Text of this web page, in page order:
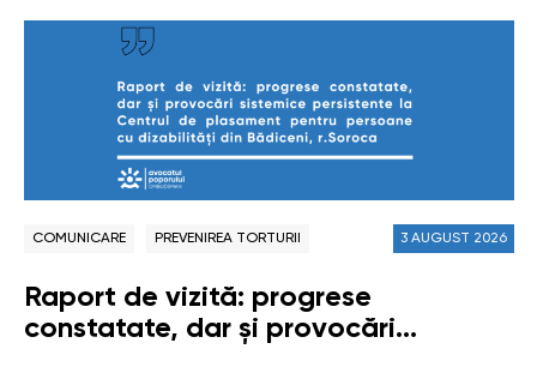
COMUNICARE PREVENIREA TORTURII 3 AUGUST 2026
Raport de vizită: progrese
constatate, dar și provocări